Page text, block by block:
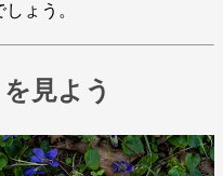
ょう。
見よう